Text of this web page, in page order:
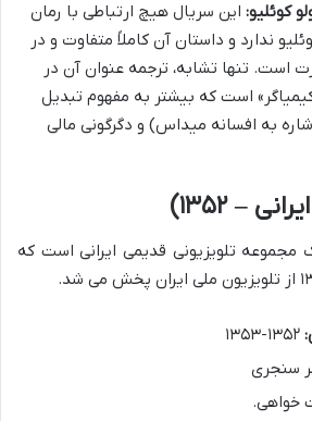
کوئلیو: این سریال هیچ ارتباطی با رمان
ندارد و داستان آن کاملاً متفاوت و در
است. تنها تشابه، ترجمه عنوان آن در
است که بیشتر به مفهوم تبدیل
به افسانه میداس) و دگرگونی مالی
– ۱۳۵۲)
مجموعه تلویزیونی قدیمی ایرانی است که
سنجری
خواهی.